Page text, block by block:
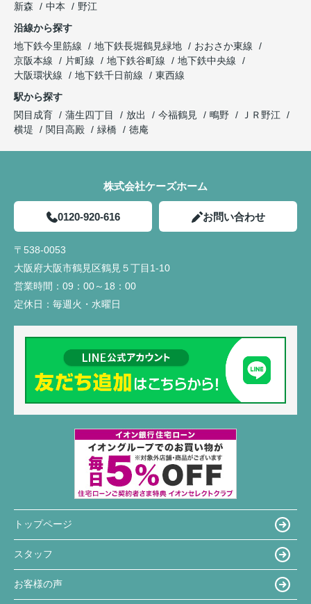
新森
中本
野江
沿線から探す
地下鉄今里筋線
地下鉄長堀鶴見緑地
おおさか東線
京阪本線
片町線 地下鉄谷町線
地下鉄中央線
大阪環状線
地下鉄千日前線
東西線
駅から探す
関目成育
蒲生四丁目 放出 今福鶴見 鴫野
ＪＲ野江
横堤
関目高殿 緑橋 徳庵
株式会社ケーズホーム
0120-920-616 お問い合わせ
〒538-0053
大阪府大阪市鶴見区鶴見５丁目1-10
営業時間： 09：00～18：00
定休日： 毎週火・水曜日
トップページ
スタッフ
お客様の声